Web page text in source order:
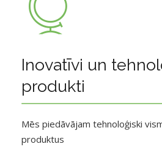
Inovatīvi un
produkti
Mēs piedāvājam tehnoloģiski
produktus